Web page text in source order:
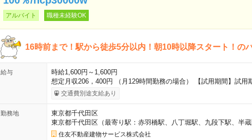
アルバイト 職種未経験OK
16時前まで！駅から徒歩5分以内！朝10時以降スタート！の
給与
時給1,600円～1,600円
想定月収206，400円 （月129時間勤務の場合） 【試用期間】試用
交通費別途支給あり
勤務地
東京都千代田区
東京都千代田区（最寄り駅：赤羽橋駅、八丁堀駅、九段下駅、半蔵
住友不動産建物サービス株式会社